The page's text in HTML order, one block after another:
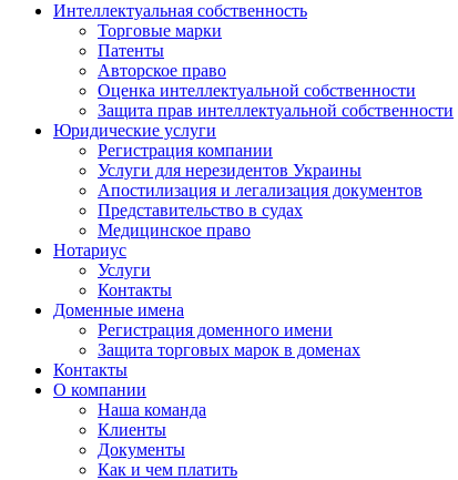
Интеллектуальная собственность
Торговые марки
Патенты
Авторское право
Оценка интеллектуальной собственности
Защита прав интеллектуальной собственности
Юридические услуги
Регистрация компании
Услуги для нерезидентов Украины
Апостилизация и легализация документов
Представительство в судах
Медицинское право
Нотариус
Услуги
Контакты
Доменные имена
Регистрация доменного имени
Защита торговых марок в доменах
Контакты
О компании
Наша команда
Клиенты
Документы
Как и чем платить